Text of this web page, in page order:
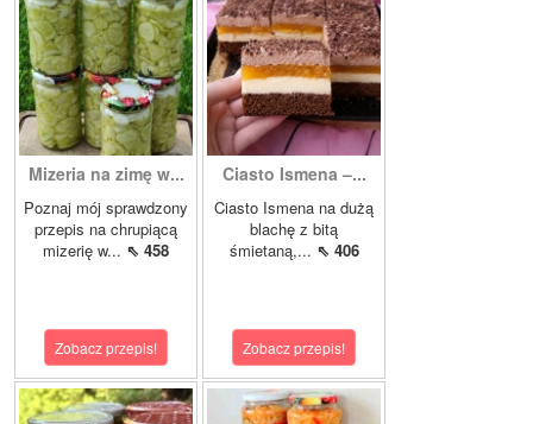
Mizeria na zimę w...
Poznaj mój sprawdzony
przepis na chrupiącą
mizerię w... ⇖ 458
Zobacz przepis!
Ciasto Ismena –...
Ciasto Ismena na dużą
blachę z bitą
śmietaną,... ⇖ 406
Zobacz przepis!